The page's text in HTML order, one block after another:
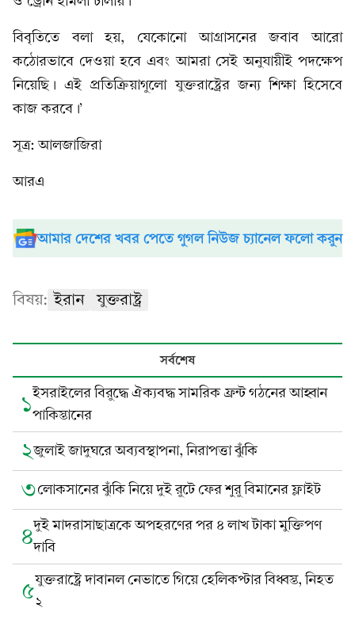
বিবৃতিতে বলা হয়, যেকোনো আগ্রাসনের জবাব আরো
কঠোরভাবে দেওয়া হবে এবং আমরা সেই অনুযায়ীই পদক্ষেপ
নিয়েছি। এই প্রতিক্রিয়াগুলো যুক্তরাষ্ট্রের জন্য শিক্ষা হিসেবে
কাজ করবে।’
সূত্র: আলজাজিরা
আরএ
আমার দেশের খবর পেতে গুগল নিউজ চ্যানেল ফলো করুন
বিষয়: ইরান যুক্তরাষ্ট্র
সর্বশেষ
১ইসরাইলের বিরুদ্ধে ঐক্যবদ্ধ সামরিক ফ্রন্ট গঠনের আহ্বান
পাকিস্তানের
২জুলাই জাদুঘরে অব্যবস্থাপনা, নিরাপত্তা ঝুঁকি
৩লোকসানের ঝুঁকি নিয়ে দুই রুটে ফের শুরু বিমানের ফ্লাইট
৪দুই মাদরাসাছাত্রকে অপহরণের পর ৪ লাখ টাকা মুক্তিপণ
দাবি
৫যুক্তরাষ্ট্রে দাবানল নেভাতে গিয়ে হেলিকপ্টার বিধ্বস্ত, নিহত
২